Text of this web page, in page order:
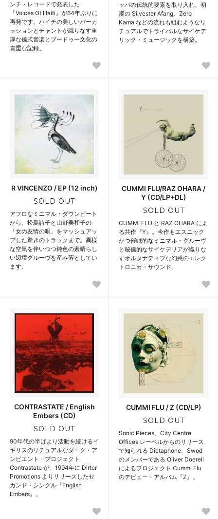
ンチ・レコードで発表した
『Voices Of Haiti』が64年ぶりに
再発です。ハイチの美しいパーカ
ッションとチャントが織りなす重
厚な儀式音楽とブードゥー文化の
貴重な記録。
ッパの伝統的要素を取り入れ、初
期の Silvester Afang、Zero
Kama などの流れも組むようなリ
チュアルでトライバルなサイケデ
リック・ミュージックを構築。
R VINCENZO / EP (12 inch)
SOLD OUT
アフロなミニマル・ダウンビート
から、松島詩子と山野美和子の
「女の友情の唄」をマッシュアッ
プした驚きのトラックまで。異様
な空気を伴いつつ鈍色の素晴らし
い辺境グルーヴを産み落としてい
ます。
CUMMI FLU/RAZ OHARA /
Y (CD/LP+DL)
SOLD OUT
CUMMI FLU と RAZ OHARA によ
る共作『Y』。今作もエスニック
かつ催眠的なミニマル・グルーヴ
と秘儀的なサイケデリアが織りな
すオルタナティブな幻惑のエレク
トロニカ・サウンド。
CONTRASTATE / English
Embers (CD)
SOLD OUT
90年代の半ばより活動を続けるイ
ギリスのリチュアルなダーク・ア
ンビエント・プロジェクト
Contrastate が、1994年に Dirter
Promotions よりリリースしたセ
カンド・シングル『English
Embers』。
CUMMI FLU / Z (CD/LP)
SOLD OUT
Sonic Pieces、City Centre
Offices レーベルからのリリース
で知られる Dictaphone、Swod
のメンバーである Oliver Doerell
によるプロジェクト Cummi Flu
のデビュー・アルバム『Z』。